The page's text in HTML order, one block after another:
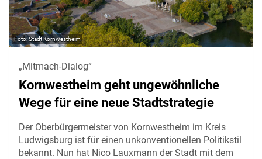
Stadt Kornwestheim
„Mitmach-Dialog“
Kornwestheim geht ungewöhnliche
Wege für eine neue Stadtstrategie
Der Oberbürgermeister von Kornwestheim im Kreis
Ludwigsburg ist für einen unkonventionellen Politikstil
bekannt. Nun hat Nico Lauxmann der Stadt mit dem